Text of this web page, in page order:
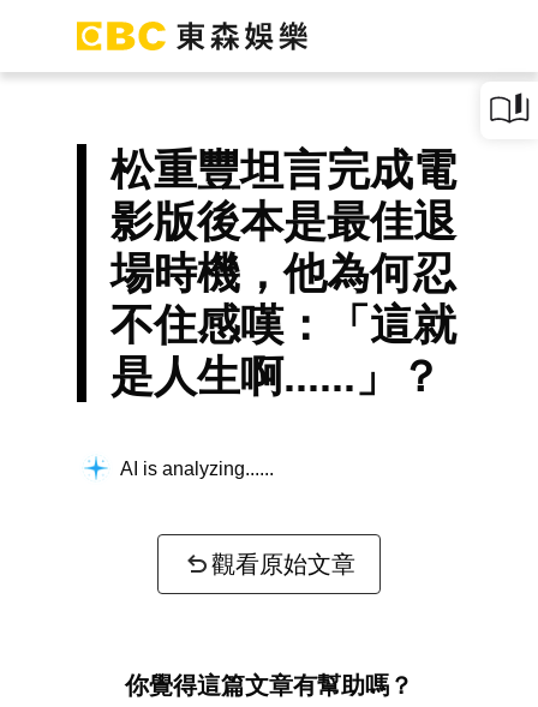
松重豐坦言完成電
影版後本是最佳退
場時機，他為何忍
不住感嘆：「這就
是人生啊......」？
AI is analyzing...
觀看原始文章
你覺得這篇文章有幫助嗎？